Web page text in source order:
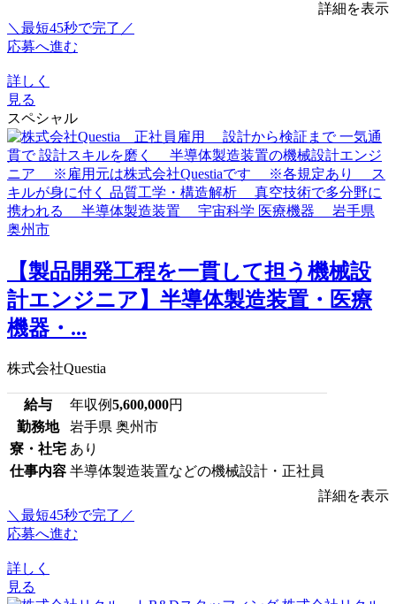
詳細を表示
＼最短45秒で完了／
応募へ進む
詳しく
見る
スペシャル
【製品開発工程を一貫して担う機械設
計エンジニア】半導体製造装置・医療
機器・...
株式会社Questia
給与 年収例5,600,000円
勤務地
岩手県 奥州市
寮・社宅 あり
仕事内容 半導体製造装置などの機械設計・正社員
詳細を表示
＼最短45秒で完了／
応募へ進む
詳しく
見る